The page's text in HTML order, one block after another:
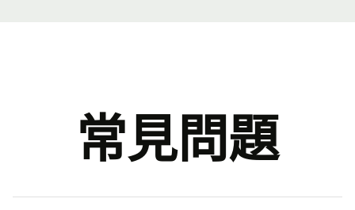
常見問題